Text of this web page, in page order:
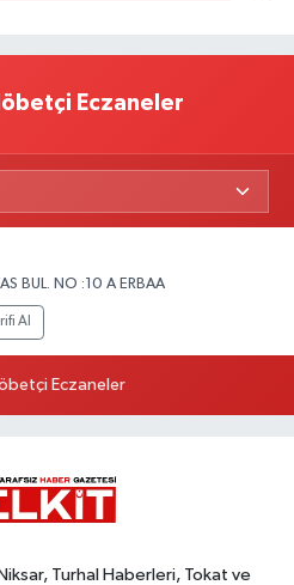
Eczaneler
BUL. NO :10 A ERBAA
Al
Eczaneler
Turhal Haberleri, Tokat ve